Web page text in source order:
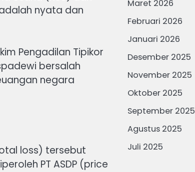
nyata dan
Pengadilan Tipikor
bersalah
negara
loss) tersebut
PT ASDP (price
Maret 2026
Februari 2026
Januari 2026
Desember 2025
November 2025
Oktober 2025
September 2025
Agustus 2025
Juli 2025